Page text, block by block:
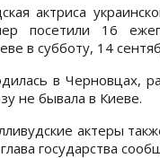
актриса
посетили 16
в субботу, 14
в Черновцах,
не бывала в Киеве.
актеры
государства